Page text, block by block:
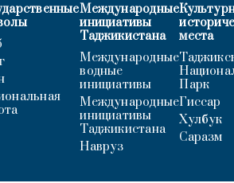
Международные
инициативы
Таджикистана
Международные
водные
инициативы
Международные
инициативы
Таджикистана
Навруз
места
Парк
Гиссар
Хулбук
Саразм